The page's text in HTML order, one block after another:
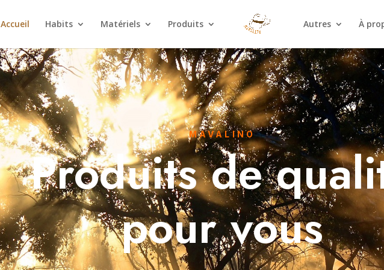
Accueil Habits Matériels Produits Autres À
MAVALINO
Produits de
pour vous